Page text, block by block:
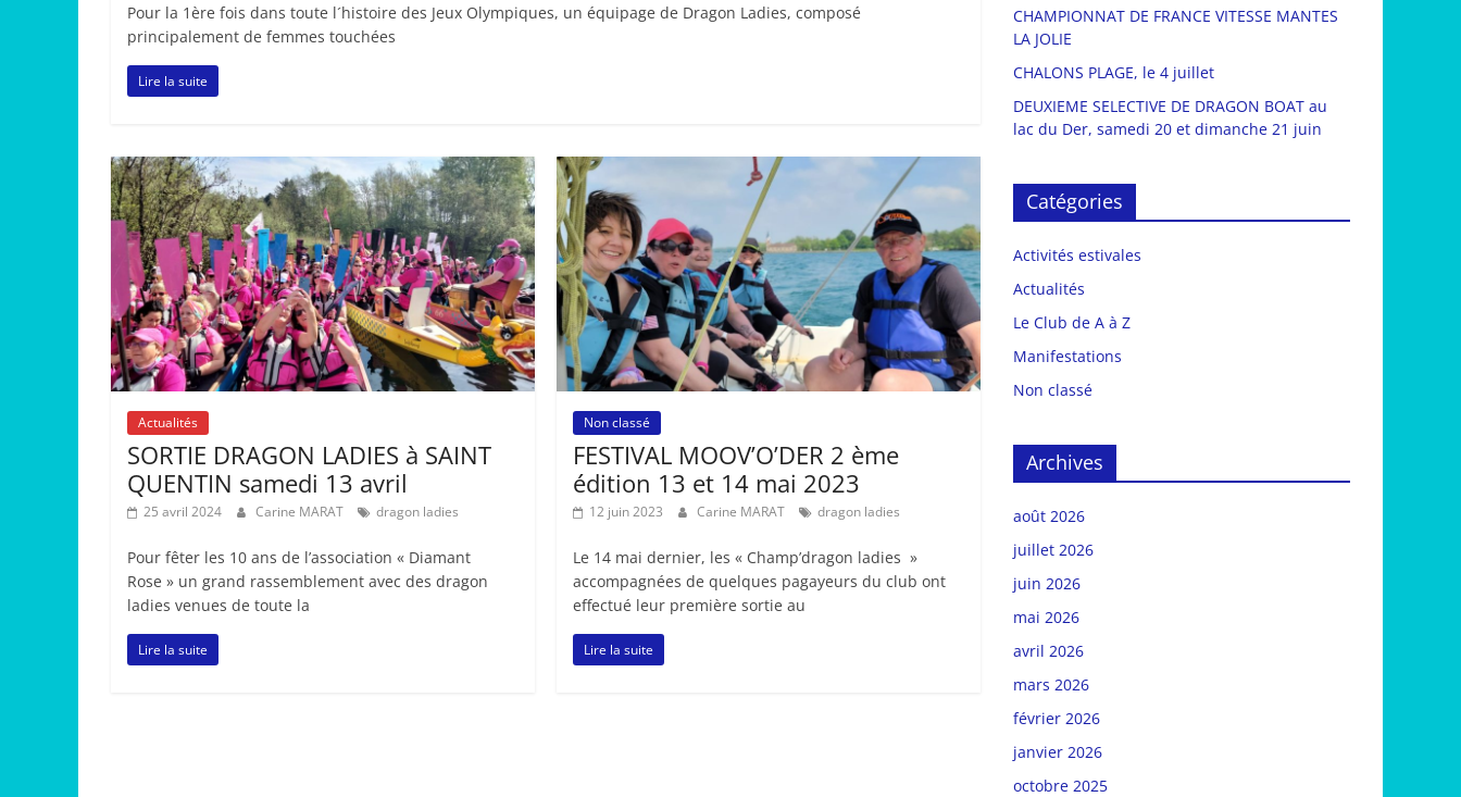
Pour la 1ère fois dans toute l´histoire des Jeux Olympiques, un équipage de Dragon Ladies, composé
principalement de femmes touchées
Lire la suite
Actualités
SORTIE DRAGON LADIES à SAINT
QUENTIN samedi 13 avril
25 avril 2024 Carine MARAT dragon ladies
Pour fêter les 10 ans de l’association « Diamant
Rose » un grand rassemblement avec des dragon
ladies venues de toute la
Lire la suite
Non classé
FESTIVAL MOOV’O’DER 2 ème
édition 13 et 14 mai 2023
12 juin 2023 Carine MARAT dragon ladies
Le 14 mai dernier, les « Champ’dragon ladies »
accompagnées de quelques pagayeurs du club ont
effectué leur première sortie au
Lire la suite
CHAMPIONNAT DE FRANCE VITESSE MANTES
LA JOLIE
CHALONS PLAGE, le 4 juillet
DEUXIEME SELECTIVE DE DRAGON BOAT au
lac du Der, samedi 20 et dimanche 21 juin
Catégories
Activités estivales
Actualités
Le Club de A à Z
Manifestations
Non classé
Archives
août 2026
juillet 2026
juin 2026
mai 2026
avril 2026
mars 2026
février 2026
janvier 2026
octobre 2025